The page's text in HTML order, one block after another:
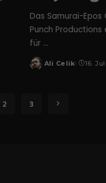
Das Samurai-
Punch Productions
für ...
Posted
Ali Celik 16.
2 3
Cookie-